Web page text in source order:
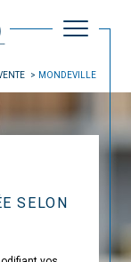
MONDEVILLE
SELON